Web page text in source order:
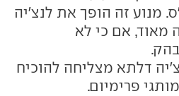
המנפק 200 כ"ס. מנוע זה הופך את לנצ'יה
מאוד, אם כי לא
דלתא מצליחה להוכיח
פרימיום.